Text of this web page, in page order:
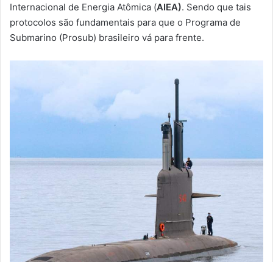
Internacional de Energia Atômica (AIEA). Sendo que tais
protocolos são fundamentais para que o Programa de
Submarino (Prosub) brasileiro vá para frente.